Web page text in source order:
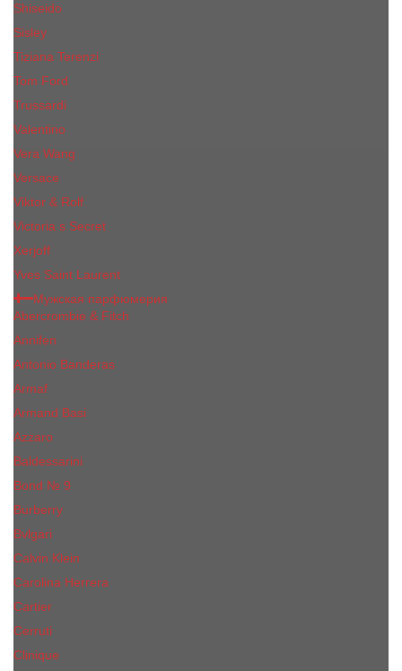
Shiseido
Sisley
Tiziana Terenzi
Tom Ford
Trussardi
Valentino
Vera Wang
Versace
Viktor & Rolf
Victoria s Secret
Xerjoff
Yves Saint Laurent
Мужская парфюмерия
Abercrombie & Fitch
Annifen
Antonio Banderas
Armaf
Armand Basi
Azzaro
Baldessarini
Bond № 9
Burberry
Bvlgari
Calvin Klein
Carolina Herrera
Cartier
Cerruti
Сliniquе